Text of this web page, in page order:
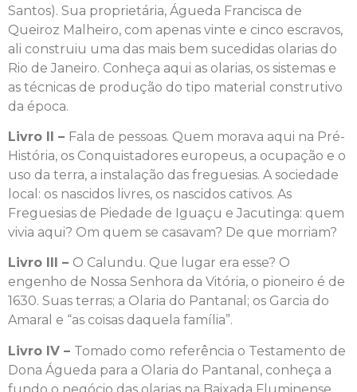
Santos). Sua proprietária, Águeda Francisca de
Queiroz Malheiro, com apenas vinte e cinco escravos,
ali construiu uma das mais bem sucedidas olarias do
Rio de Janeiro. Conheça aqui as olarias, os sistemas e
as técnicas de produção do tipo material construtivo
da época.
Livro II – Fala de pessoas. Quem morava aqui na Pré-
História, os Conquistadores europeus, a ocupação e o
uso da terra, a instalação das freguesias. A sociedade
local: os nascidos livres, os nascidos cativos. As
Freguesias de Piedade de Iguaçu e Jacutinga: quem
vivia aqui? Om quem se casavam? De que morriam?
Livro III – O Calundu. Que lugar era esse? O
engenho de Nossa Senhora da Vitória, o pioneiro é de
1630. Suas terras; a Olaria do Pantanal; os Garcia do
Amaral e “as coisas daquela família”.
Livro IV – Tomado como referência o Testamento de
Dona Águeda para a Olaria do Pantanal, conheça a